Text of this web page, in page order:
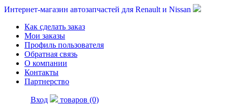
Интернет-магазин автозапчастей для Renault и Nissan
Как сделать заказ
Мои заказы
Профиль пользователя
Обратная связь
О компании
Контакты
Партнерство
Вход товаров (0)